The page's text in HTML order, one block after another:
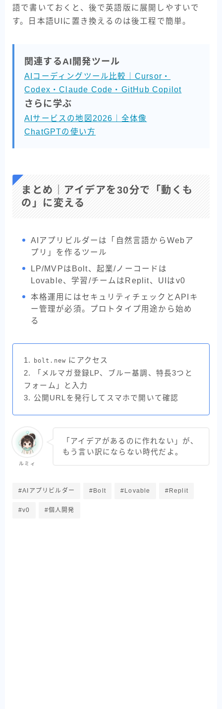
語で書いておくと、後で英語版に展開しやすいで
す。日本語UIに置き換えるのは後工程で簡単。
関連するAI開発ツール
AIコーディングツール比較｜Cursor・
Codex・Claude Code・GitHub Copilot
さらに学ぶ
AIサービスの地図2026｜全体像
ChatGPTの使い方
まとめ｜アイデアを30分で「動くも
の」に変える
AIアプリビルダーは「自然言語からWebア
プリ」を作るツール
LP/MVPはBolt、起業/ノーコードは
Lovable、学習/チームはReplit、UIはv0
本格運用にはセキュリティチェックとAPIキ
ー管理が必須。プロトタイプ用途から始め
る
1. bolt.new にアクセス
2. 「メルマガ登録LP、ブルー基調、特長3つと
フォーム」と入力
3. 公開URLを発行してスマホで開いて確認
ルミィ
「アイデアがあるのに作れない」が、
もう言い訳にならない時代だよ。
#AIアプリビルダー #Bolt #Lovable #Replit
#v0 #個人開発